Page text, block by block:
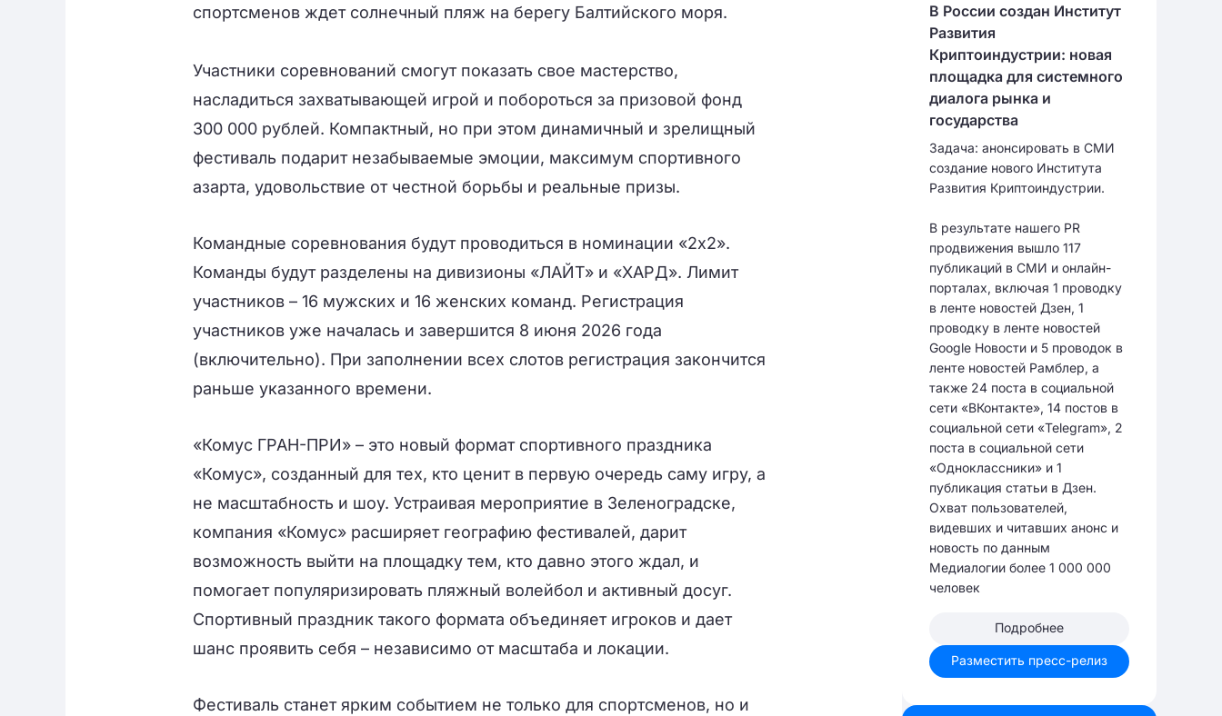
спортсменов ждет солнечный пляж на берегу Балтийского моря.
Участники соревнований смогут показать свое мастерство,
насладиться захватывающей игрой и побороться за призовой фонд
300 000 рублей. Компактный, но при этом динамичный и зрелищный
фестиваль подарит незабываемые эмоции, максимум спортивного
азарта, удовольствие от честной борьбы и реальные призы.
Командные соревнования будут проводиться в номинации «2х2».
Команды будут разделены на дивизионы «ЛАЙТ» и «ХАРД». Лимит
участников – 16 мужских и 16 женских команд. Регистрация
участников уже началась и завершится 8 июня 2026 года
(включительно). При заполнении всех слотов регистрация закончится
раньше указанного времени.
«Комус ГРАН-ПРИ» – это новый формат спортивного праздника
«Комус», созданный для тех, кто ценит в первую очередь саму игру, а
не масштабность и шоу. Устраивая мероприятие в Зеленоградске,
компания «Комус» расширяет географию фестивалей, дарит
возможность выйти на площадку тем, кто давно этого ждал, и
помогает популяризировать пляжный волейбол и активный досуг.
Спортивный праздник такого формата объединяет игроков и дает
шанс проявить себя – независимо от масштаба и локации.
Фестиваль станет ярким событием не только для спортсменов, но и
В России создан Институт
Развития
Криптоиндустрии: новая
площадка для системного
диалога рынка и
государства
Задача: анонсировать в СМИ
создание нового Института
Развития Криптоиндустрии.
В результате нашего PR
продвижения вышло 117
публикаций в СМИ и онлайн-
порталах, включая 1 проводку
в ленте новостей Дзен, 1
проводку в ленте новостей
Google Новости и 5 проводок в
ленте новостей Рамблер, а
также 24 поста в социальной
сети «ВКонтакте», 14 постов в
социальной сети «Telegram», 2
поста в социальной сети
«Одноклассники» и 1
публикация статьи в Дзен.
Охват пользователей,
видевших и читавших анонс и
новость по данным
Медиалогии более 1 000 000
человек
Подробнее
Разместить пресс-релиз